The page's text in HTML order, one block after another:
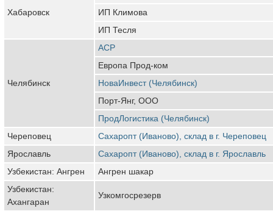
Хабаровск
ИП Климова
ИП Тесля
Челябинск
АСР
Европа Прод-ком
НоваИнвест (Челябинск)
Порт-Янг, ООО
ПродЛогистика (Челябинск)
Череповец
Сахаропт (Иваново), склад в г. Череповец
Ярославль
Сахаропт (Иваново), склад в г. Ярославль
Узбекистан: Ангрен
Ангрен шакар
Узбекистан:
Ахангаран
Узкомгосрезерв